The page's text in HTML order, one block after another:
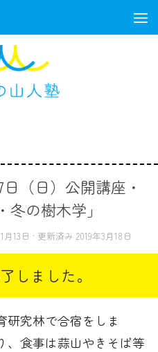
（日）公開講座・
の樹木学」
月13日 · 更新済み 2019年3月18日
研究林で合宿をしま
食事は蒜山やきそば等